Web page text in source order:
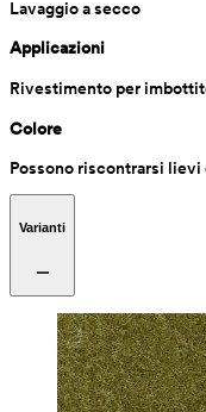
Lavaggio a secco
Applicazioni
Rivestimento per
Colore
Possono riscontrarsi
Varianti